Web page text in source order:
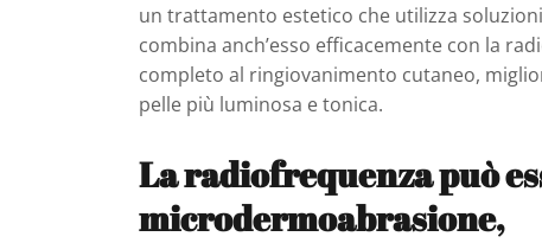
un trattamento estetico che utilizza
combina anch’esso efficacemente con la
completo al ringiovanimento cutaneo,
pelle più luminosa e tonica.
La radiofrequenza può
microdermoabrasione,